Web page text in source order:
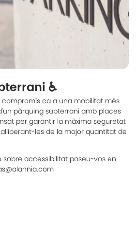
♿️
compromís ca a una mobilitat més
pàrquing subterrani amb places
per garantir la màxima seguretat
alliberant-les de la major quantitat de
sobre accessibilitat poseu-vos en